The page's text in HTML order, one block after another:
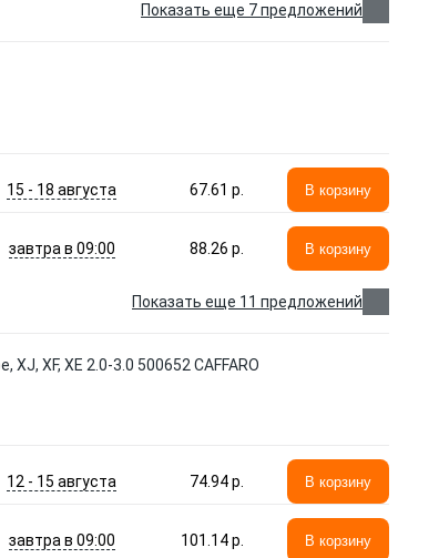
Показать еще 7 предложений
15 - 18 августа 67.61 p. В корзину
завтра в 09:00 88.26 p. В корзину
Показать еще 11 предложений
XF, XE 2.0-3.0 500652 CAFFARO
12 - 15 августа 74.94 p. В корзину
завтра в 09:00 101.14 p. В корзину